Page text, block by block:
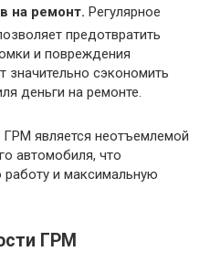
на ремонт. Регулярное
предотвратить
и повреждения
значительно сэкономить
деньги на ремонте.
является неотъемлемой
автомобиля, что
работу и максимальную
ГРМ